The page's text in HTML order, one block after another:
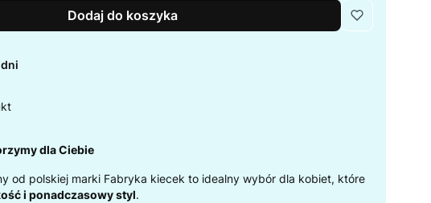
Dodaj do koszyka
dla Ciebie
od polskiej marki Fabryka kiecek to idealny wybór dla kobiet, które
i ponadczasowy styl.